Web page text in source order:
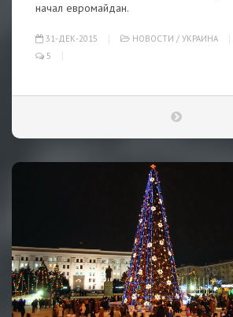
начал евромайдан.
31-ДЕК-2015 НОВОСТИ / УКРАИНА
5